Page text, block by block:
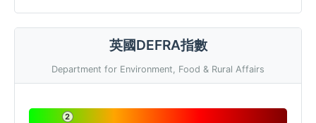
英國DEFRA指數
Department for Environment, Food & Rural Affairs
2